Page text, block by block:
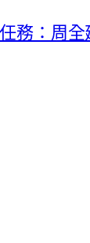
務：周